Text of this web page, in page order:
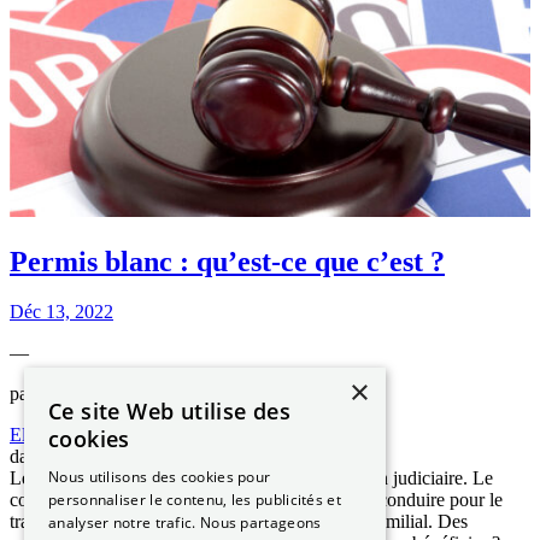
Permis blanc : qu’est-ce que c’est ?
Déc 13, 2022
—
par
Elizabeth NGUYEN
dans
Le permis blanc permet d’aménager la suspension judiciaire. Le
conducteur concerné conserve ainsi son droit de conduire pour le
travail ou pour un autre motif grave médical ou familial. Des
×
Ce site Web utilise des
cookies
Nous utilisons des cookies pour
personnaliser le contenu, les publicités et
analyser notre trafic. Nous partageons